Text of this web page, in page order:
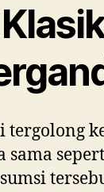
tergolong